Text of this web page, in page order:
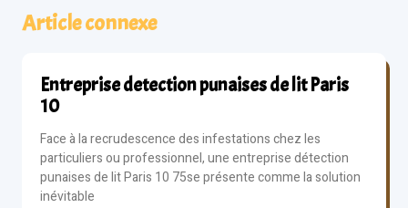
Article connexe
Entreprise detection punaises de lit Paris
10
Face à la recrudescence des infestations chez les
particuliers ou professionnel, une entreprise détection
punaises de lit Paris 10 75se présente comme la solution
inévitable